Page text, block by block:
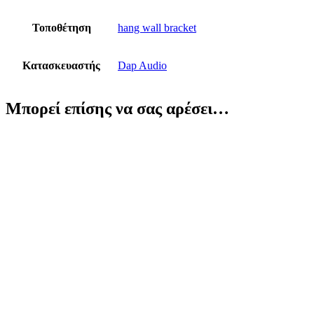
Τοποθέτηση hang wall bracket
Κατασκευαστής Dap Audio
Μπορεί επίσης να σας αρέσει…